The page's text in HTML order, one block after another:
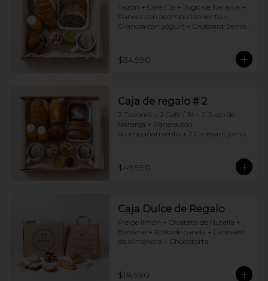
Tazón + Café / Té + Jugo de Naranja +
Panera con acompañamiento +
Granola con yogurt + Croissant Jamón
$34.990
Caja de regalo # 2
2 Tazones + 2 Café / Té + 2 Jugo de
Naranja + Panera con
acompañamiento + 2 Croissant jamón
$49.990
Caja Dulce de Regalo
Pie de limón + Crostata de Nutella +
Brownie + Rollo de canela + Croissant
de almendra + Chocotorta
$18.990